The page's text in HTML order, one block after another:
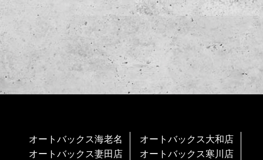
オートバックス海老名
オートバックス大和店
オートバックス妻田店
オートバックス寒川店